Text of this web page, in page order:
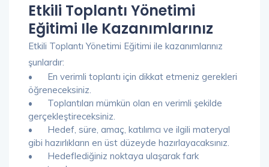
Etkili Toplantı Yönetimi
Eğitimi Ile Kazanımlarınız
Etkili Toplantı Yönetimi Eğitimi ile kazanımlarınız
şunlardır:
•
En verimli toplantı için dikkat etmeniz gerekleri
öğreneceksiniz.
•
Toplantıları mümkün olan en verimli şekilde
gerçekleştireceksiniz.
•
Hedef, süre, amaç, katılımcı ve ilgili materyal
gibi hazırlıkların en üst düzeyde hazırlayacaksınız.
•
Hedeflediğiniz noktaya ulaşarak fark